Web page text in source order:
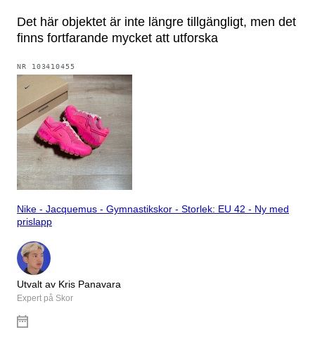
Det här objektet är inte längre tillgängligt, men det
finns fortfarande mycket att utforska
NR 103410455
Nike - Jacquemus - Gymnastikskor - Storlek: EU 42 - Ny med
prislapp
Utvalt av Kris Panavara
Expert på Skor